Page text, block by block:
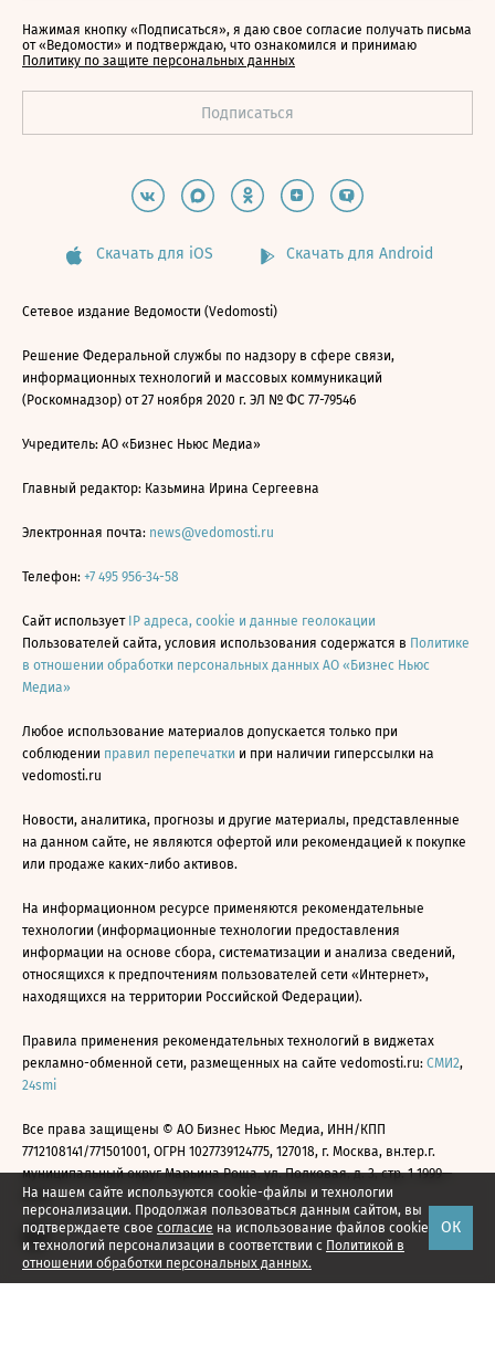
На нашем сайте используются cookie-файлы и технологии
персонализации. Продолжая пользоваться данным сайтом, вы
подтверждаете свое согласие на использование файлов cookie
и технологий персонализации в соответствии с Политикой в
отношении обработки персональных данных.
ОК
Нажимая кнопку «Подписаться», я даю свое согласие получать письма
от «Ведомости» и подтверждаю, что ознакомился и принимаю
Политику по защите персональных данных
Скачать для iOS Скачать для Android
Сетевое издание Ведомости (Vedomosti)
Решение Федеральной службы по надзору в сфере связи,
информационных технологий и массовых коммуникаций
(Роскомнадзор) от 27 ноября 2020 г. ЭЛ № ФС 77-79546
Учредитель: АО «Бизнес Ньюс Медиа»
Главный редактор: Казьмина Ирина Сергеевна
Электронная почта: news@vedomosti.ru
Телефон: +7 495 956-34-58
Сайт использует IP адреса, cookie и данные геолокации
Пользователей сайта, условия использования содержатся в Политике
в отношении обработки персональных данных АО «Бизнес Ньюс
Медиа»
Любое использование материалов допускается только при
соблюдении правил перепечатки и при наличии гиперссылки на
vedomosti.ru
Новости, аналитика, прогнозы и другие материалы, представленные
на данном сайте, не являются офертой или рекомендацией к покупке
или продаже каких-либо активов.
На информационном ресурсе применяются рекомендательные
технологии (информационные технологии предоставления
информации на основе сбора, систематизации и анализа сведений,
относящихся к предпочтениям пользователей сети «Интернет»,
находящихся на территории Российской Федерации).
Правила применения рекомендательных технологий в виджетах
рекламно-обменной сети, размещенных на сайте vedomosti.ru: СМИ2,
24smi
Все права защищены © АО Бизнес Ньюс Медиа, ИНН/КПП
7712108141/771501001, ОГРН 1027739124775, 127018, г. Москва, вн.тер.г.
муниципальный округ Марьина Роща, ул. Полковая, д. 3, стр. 1 1999—
2026